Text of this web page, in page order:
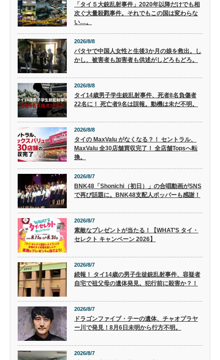
「タイ５大銃乱射事件」2020年以降だけでも相
次ぐ大量殺戮事件。それでもこの国は変わらな
い…。
2026/8/8
パタヤで中国人女性と生後3か月の娘を救出。し
かし、被害者も加害者も供述がしどろもどろ。
2026/8/8
タイ14歳男子学生銃乱射事件、死者8名負傷者
22名に！ 死亡者9名は誤報。動機は未だ不明。
2026/8/8
タイの MaxValu がなくなる？！ セントラル、
MaxValu 全30店舗買収完了！ 全店舗Topsへ転
換。
2026/8/7
BNK48「Shonichi（初日）」の合唱動画がSNS
で再び話題に。BNK48支配人ポッパーも感謝！
2026/8/7
素敵なプレゼントが当たる！【WHAT’S タイ・
セレクト キャンペーン 2026】
2026/8/7
続報！ タイ14歳の男子生徒銃乱射事件、容疑者
自宅で祖父母の遺体発見。犯行前に殺害か？！
2026/8/7
ドラゴンファイブ・テーの遺体、チャオプラヤ
ー川で発見！8月6日未明から行方不明。
2026/8/7